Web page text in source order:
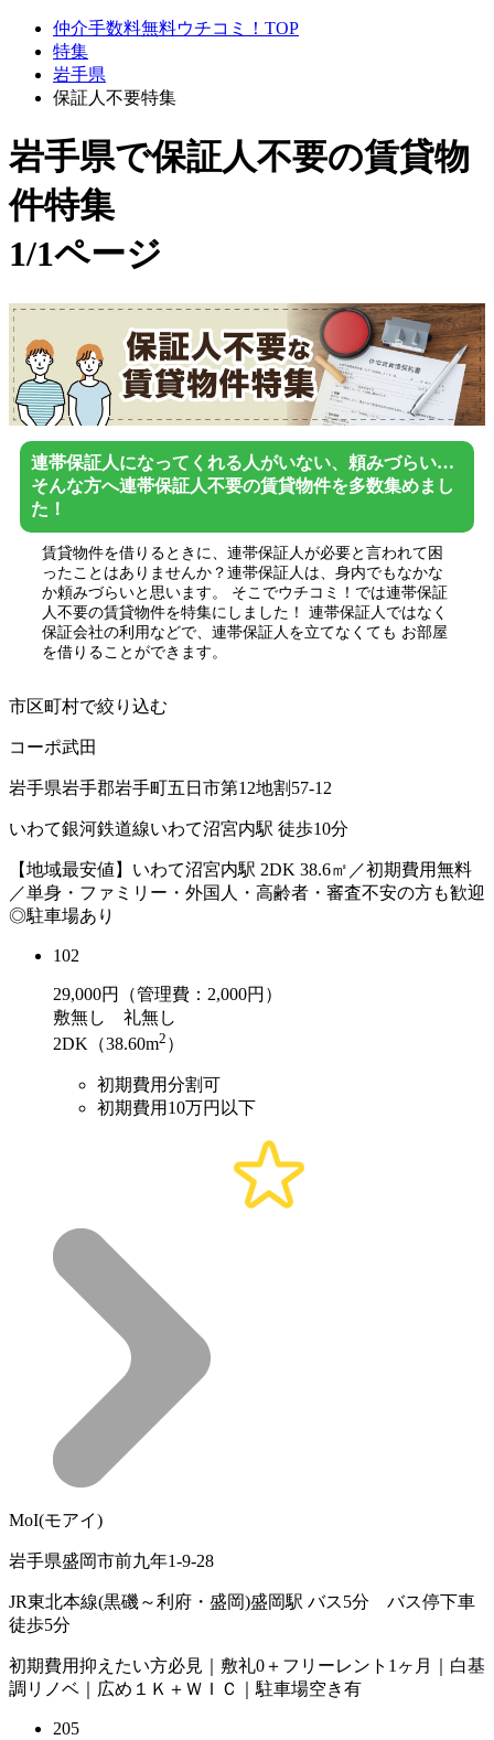
仲介手数料無料ウチコミ！TOP
特集
岩手県
保証人不要特集
岩手県で保証人不要の賃貸物
件特集
1/1ページ
連帯保証人になってくれる人がいない、頼みづらい…
そんな方へ連帯保証人不要の賃貸物件を多数集めまし
た！
賃貸物件を借りるときに、連帯保証人が必要と言われて困
ったことはありませんか？連帯保証人は、身内でもなかな
か頼みづらいと思います。 そこでウチコミ！では連帯保証
人不要の賃貸物件を特集にしました！ 連帯保証人ではなく
保証会社の利用などで、連帯保証人を立てなくても お部屋
を借りることができます。
市区町村で絞り込む
コーポ武田
岩手県岩手郡岩手町五日市第12地割57-12
いわて銀河鉄道線いわて沼宮内駅 徒歩10分
【地域最安値】いわて沼宮内駅 2DK 38.6㎡／初期費用無料
／単身・ファミリー・外国人・高齢者・審査不安の方も歓迎
◎駐車場あり
102
29,000円（管理費：2,000円）
敷無し 礼無し
2DK（38.60m2 ）
初期費用分割可
初期費用10万円以下
MoI(モアイ)
岩手県盛岡市前九年1-9-28
JR東北本線(黒磯～利府・盛岡)盛岡駅 バス5分 バス停下車
徒歩5分
初期費用抑えたい方必見｜敷礼0＋フリーレント1ヶ月｜白基
調リノベ｜広め１Ｋ＋ＷＩＣ｜駐車場空き有
205